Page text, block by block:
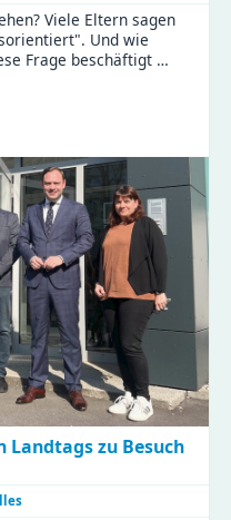
Viele Eltern sagen
Und wie
Frage beschäftigt …
Landtags zu Besuch